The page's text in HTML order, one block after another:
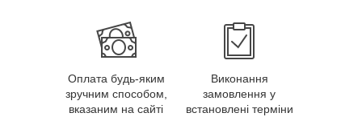
Оплата будь-яким
зручним способом,
вказаним на сайті
Виконання
замовлення у
встановлені терміни